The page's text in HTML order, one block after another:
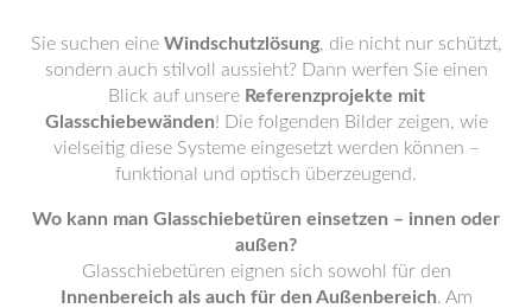
Sie suchen eine Windschutzlösung, die nicht nur schützt,
sondern auch stilvoll aussieht? Dann werfen Sie einen
Blick auf unsere Referenzprojekte mit
Glasschiebewänden! Die folgenden Bilder zeigen, wie
vielseitig diese Systeme eingesetzt werden können –
funktional und optisch überzeugend.
Wo kann man Glasschiebetüren einsetzen – innen oder
außen?
Glasschiebetüren eignen sich sowohl für den
Innenbereich als auch für den Außenbereich. Am